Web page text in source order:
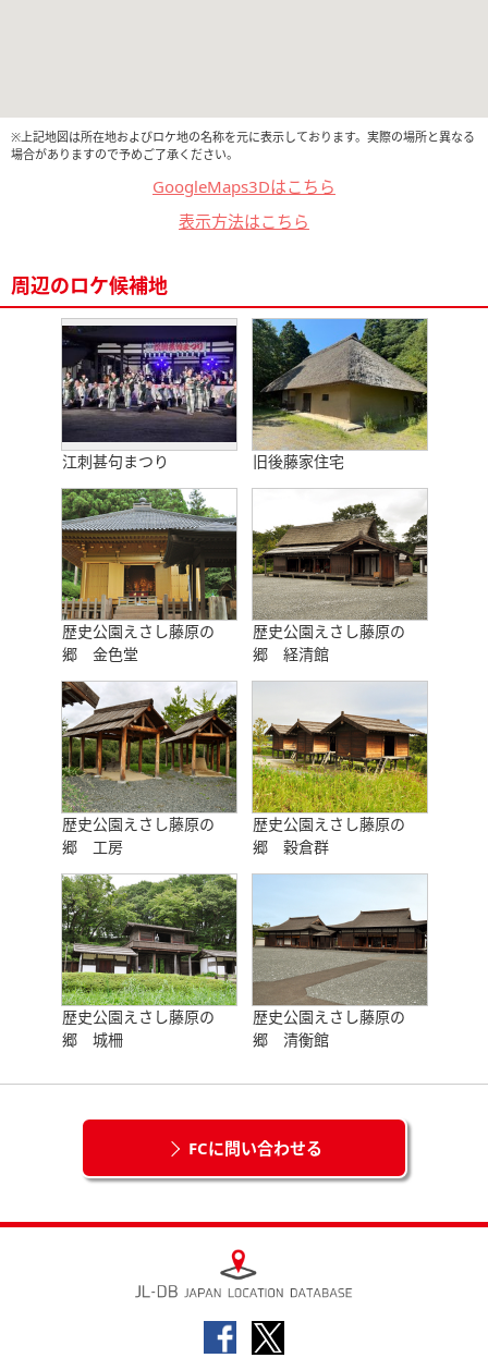
※上記地図は所在地およびロケ地の名称を元に表示しております。実際の場所と異なる
場合がありますので予めご了承ください。
GoogleMaps3Dはこちら
表示方法はこちら
周辺のロケ候補地
江刺甚句まつり 旧後藤家住宅
歴史公園えさし藤原の
郷 金色堂
歴史公園えさし藤原の
郷 経清館
歴史公園えさし藤原の
郷 工房
歴史公園えさし藤原の
郷 穀倉群
歴史公園えさし藤原の
郷 城柵
歴史公園えさし藤原の
郷 清衡館
FCに問い合わせる